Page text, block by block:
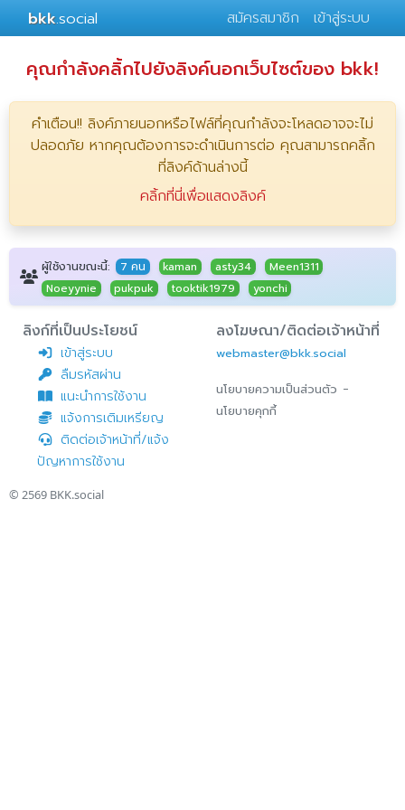
bkk.social สมัครสมาชิก เข้าสู่ระบบ
คุณกำลังคลิ้กไปยังลิงค์นอกเว็บไซต์ของ bkk!
คำเตือน!! ลิงค์ภายนอกหรือไฟล์ที่คุณกำลังจะโหลดอาจจะไม่
ปลอดภัย หากคุณต้องการจะดำเนินการต่อ คุณสามารถคลิ้ก
ที่ลิงค์ด้านล่างนี้
คลิ้กที่นี่เพื่อแสดงลิงค์
ผู้ใช้งานขณะนี้: 7 คน kaman asty34
Meen1311
Noeyynie
pukpuk tooktik1979 yonchi
ลิงก์ที่เป็นประโยชน์
เข้าสู่ระบบ
ลืมรหัสผ่าน
แนะนำการใช้งาน
แจ้งการเติมเหรียญ
ติดต่อเจ้าหน้าที่/แจ้ง
ปัญหาการใช้งาน
ลงโฆษณา/ติดต่อเจ้าหน้าที่
webmaster@bkk.social
นโยบายความเป็นส่วนตัว -
นโยบายคุกกี้
© 2569 BKK.social